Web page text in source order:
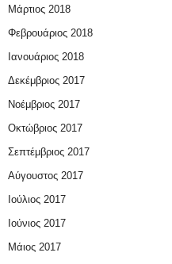
Μάρτιος 2018
Φεβρουάριος 2018
Ιανουάριος 2018
Δεκέμβριος 2017
Νοέμβριος 2017
Οκτώβριος 2017
Σεπτέμβριος 2017
Αύγουστος 2017
Ιούλιος 2017
Ιούνιος 2017
Μάιος 2017